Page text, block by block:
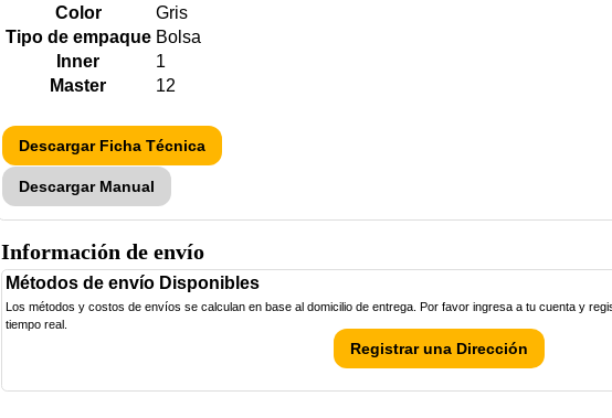
Color
Gris
Tipo de empaque Bolsa
Inner
1
Master
12
Descargar Ficha Técnica
Descargar Manual
Información de envío
Métodos de envío Disponibles
Los métodos y costos de envíos se calculan en base al domicilio de entrega. Por favor ingresa a tu cuenta y
tiempo real.
Registrar una Dirección